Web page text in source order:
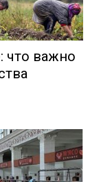
что важно